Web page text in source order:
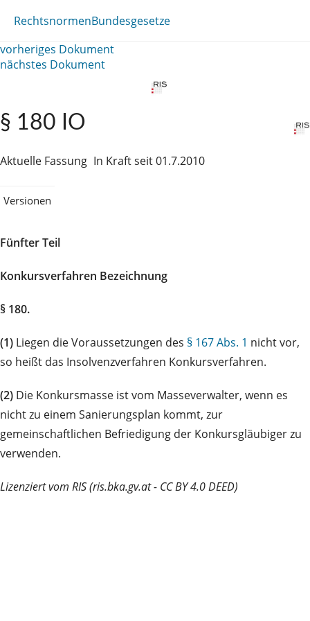
RechtsnormenBundesgesetze
vorheriges Dokument
nächstes Dokument
§ 180 IO
Aktuelle Fassung In Kraft seit 01.7.2010
Versionen
Fünfter Teil
Konkursverfahren Bezeichnung
§ 180.
(1) Liegen die Voraussetzungen des § 167 Abs. 1 nicht vor,
so heißt das Insolvenzverfahren Konkursverfahren.
(2) Die Konkursmasse ist vom Masseverwalter, wenn es
nicht zu einem Sanierungsplan kommt, zur
gemeinschaftlichen Befriedigung der Konkursgläubiger zu
verwenden.
Lizenziert vom RIS (ris.bka.gv.at - CC BY 4.0 DEED)